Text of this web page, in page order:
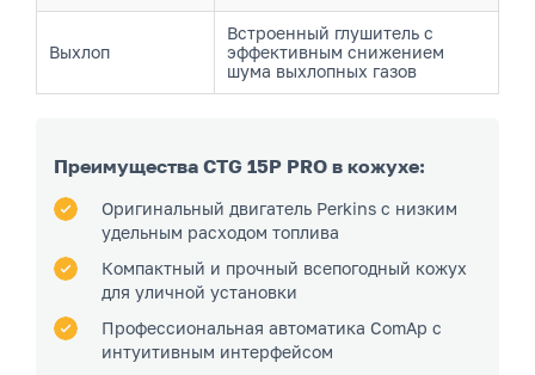
Выхлоп
Встроенный глушитель с
эффективным снижением
шума выхлопных газов
Преимущества CTG 15P PRO в кожухе:
Оригинальный двигатель Perkins с низким
удельным расходом топлива
Компактный и прочный всепогодный кожух
для уличной установки
Профессиональная автоматика ComAp с
интуитивным интерфейсом